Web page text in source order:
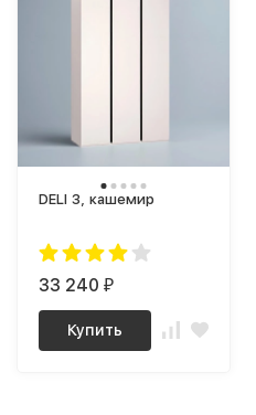
DELI 3, кашемир
33 240 ₽
Купить